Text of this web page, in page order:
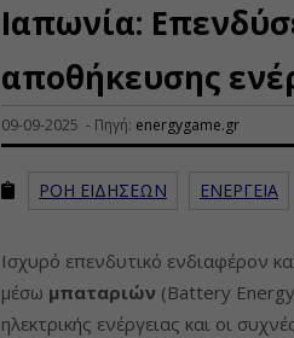
Ιαπωνία:
αποθήκευσης
09-09-2025 - Πηγή: energygame.gr
ΡΟΗ ΕΙΔΗΣΕΩΝ ΕΝΕΡΓΕΙΑ
Ισχυρό επενδυτικό ενδιαφέρον
μέσω μπαταριών (Battery
ηλεκτρικής ενέργειας και οι